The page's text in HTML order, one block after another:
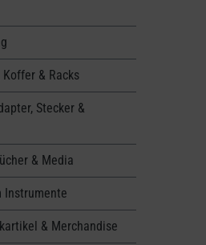
Koffer & Racks
Stecker &
& Media
Instrumente
& Merchandise